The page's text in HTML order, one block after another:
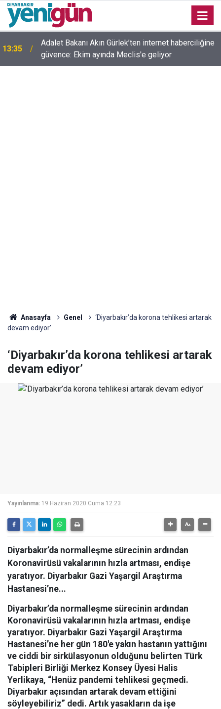
13:35
Adalet Bakanı Akın Gürlek’ten internet haberciliğine
güvence: Ekim ayında Meclis'e geliyor
Anasayfa Genel
‘Diyarbakır’da korona tehlikesi artarak
devam ediyor’
‘Diyarbakır’da korona tehlikesi artarak
devam ediyor’
Yayınlanma: 19 Haziran 2020 Cuma 12:23
Diyarbakır’da normalleşme sürecinin ardından
Koronavirüsü vakalarının hızla artması, endişe
yaratıyor. Diyarbakır Gazi Yaşargil Araştırma
Hastanesi’ne...
Diyarbakır’da normalleşme sürecinin ardından
Koronavirüsü vakalarının hızla artması, endişe
yaratıyor. Diyarbakır Gazi Yaşargil Araştırma
Hastanesi’ne her gün 180'e yakın hastanın yattığını
ve ciddi bir sirkülasyonun olduğunu belirten Türk
Tabipleri Birliği Merkez Konsey Üyesi Halis
Yerlikaya, “Henüz pandemi tehlikesi geçmedi.
Diyarbakır açısından artarak devam ettiğini
söyleyebiliriz” dedi. Artık yasakların da işe